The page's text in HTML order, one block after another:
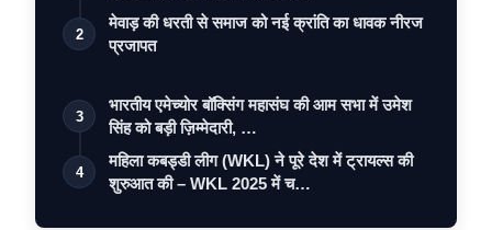
2
मेवाड़ की धरती से समाज को नई क्रांति का धावक नीरज
प्रजापत
3
भारतीय एमेच्योर बॉक्सिंग महासंघ की आम सभा में उमेश
सिंह को बड़ी ज़िम्मेदारी, …
4
महिला कबड्डी लीग (WKL) ने पूरे देश में ट्रायल्स की
शुरुआत की – WKL 2025 में च…